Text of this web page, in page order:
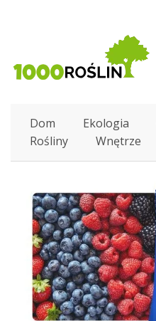
Dom Ekologia
Rośliny
Wnętrze